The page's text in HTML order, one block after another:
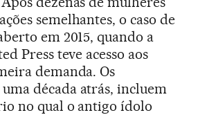
semelhantes, o caso de
em 2015, quando a
Press teve acesso aos
demanda. Os
década atrás, incluem
no qual o antigo ídolo